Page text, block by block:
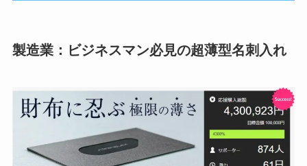
製造業：ビジネスマン必見の超薄型名刺入れ